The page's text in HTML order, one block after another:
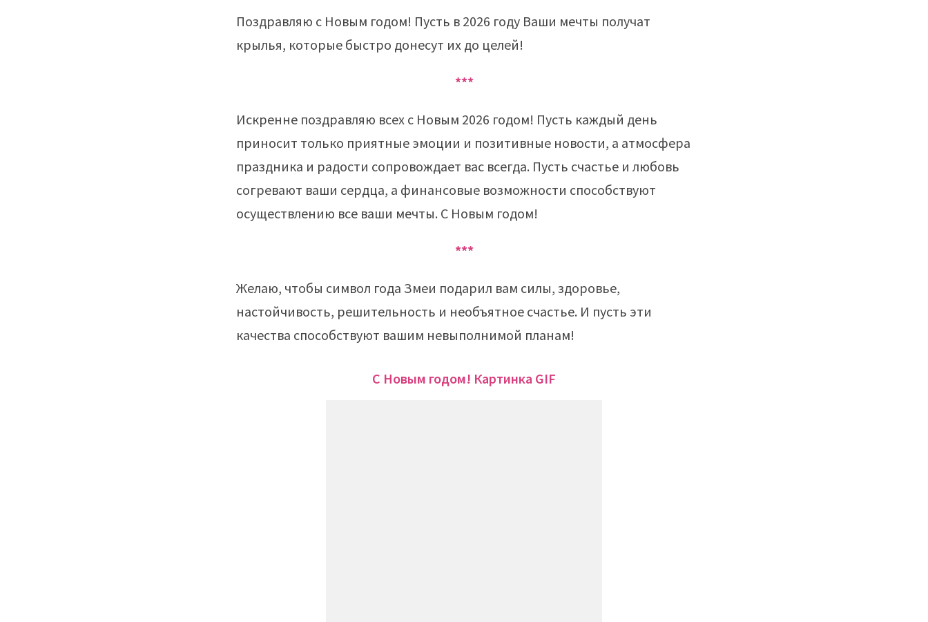
Поздравляю с Новым годом! Пусть в 2026 году Ваши мечты получат
крылья, которые быстро донесут их до целей!
***
Искренне поздравляю всех с Новым 2026 годом! Пусть каждый день
приносит только приятные эмоции и позитивные новости, а атмосфера
праздника и радости сопровождает вас всегда. Пусть счастье и любовь
согревают ваши сердца, а финансовые возможности способствуют
осуществлению все ваши мечты. С Новым годом!
***
Желаю, чтобы символ года Змеи подарил вам силы, здоровье,
настойчивость, решительность и необъятное счастье. И пусть эти
качества способствуют вашим невыполнимой планам!
С Новым годом! Картинка GIF